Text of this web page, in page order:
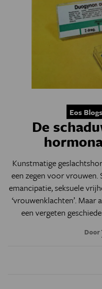
Eos Blogs
De
Kunstmatige
een zegen voor vrouwen.
emancipatie, seksuele
‘vrouwenklachten’.
een vergeten
Door